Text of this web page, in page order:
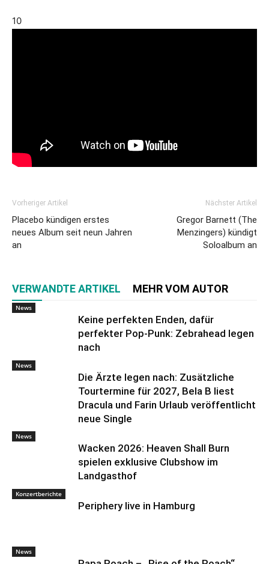
10
Vorheriger Artikel
Placebo kündigen erstes
neues Album seit neun Jahren
an
Nächster Artikel
Gregor Barnett (The
Menzingers) kündigt
Soloalbum an
VERWANDTE ARTIKEL MEHR VOM AUTOR
News
Keine perfekten Enden, dafür
perfekter Pop-Punk: Zebrahead legen
nach
News
Die Ärzte legen nach: Zusätzliche
Tourtermine für 2027, Bela B liest
Dracula und Farin Urlaub veröffentlicht
neue Single
News
Wacken 2026: Heaven Shall Burn
spielen exklusive Clubshow im
Landgasthof
Konzertberichte
Periphery live in Hamburg
News